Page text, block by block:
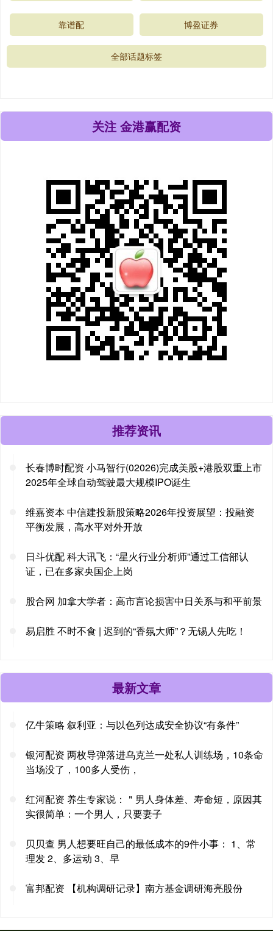
靠谱配 博盈证券
全部话题标签
关注 金港赢配资
推荐资讯
长春博时配资 小马智行(02026)完成美股+港股双重上市
2025年全球自动驾驶最大规模IPO诞生
维嘉资本 中信建投新股策略2026年投资展望：投融资
平衡发展，高水平对外开放
日斗优配 科大讯飞：“星火行业分析师”通过工信部认
证，已在多家央国企上岗
股合网 加拿大学者：高市言论损害中日关系与和平前景
易启胜 不时不食 | 迟到的“香氛大师”？无锡人先吃！
最新文章
亿牛策略 叙利亚：与以色列达成安全协议“有条件”
银河配资 两枚导弹落进乌克兰一处私人训练场，10条命
当场没了，100多人受伤，
红河配资 养生专家说：＂男人身体差、寿命短，原因其
实很简单：一个男人，只要妻子
贝贝查 男人想要旺自己的最低成本的9件小事： 1、常
理发 2、多运动 3、早
富邦配资 【机构调研记录】南方基金调研海亮股份